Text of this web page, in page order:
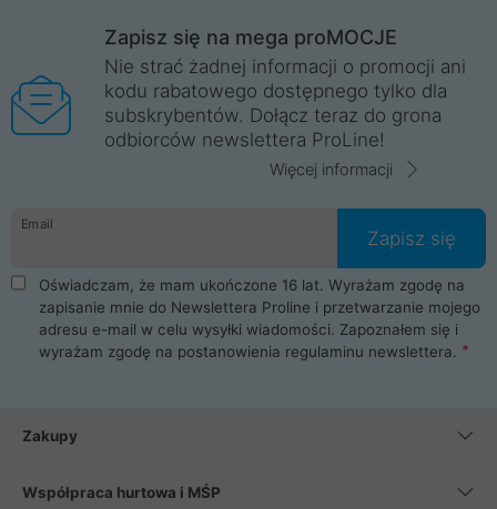
Wrocław, Poznań, Legnica, Katowice, Gliwice, Kalisz, Bytom,
Trzebnica, Opole. Szybka i profesjonalna obsługa!
ProLine to polska firma ze 100% polskim kapitałem. Działamy
legalnie i płacimy podatki w naszym kraju! Posiadamy siedzibę
główną w Mirkowie oraz salony na terenie kraju. Cała
komunikacja ze sklepem komputerowym ProLine jest
danych osobowych. Dlatego zakup notebooka albo laptopa w
ProLine to czysta przyjemność i pełne bezpieczeństwo.
Zaopatrzysz się u nas w akcesoria i części komputerowe
takie jak procesory, karty graficzne, płyty główne, pamięci,
dyski SSD, M.2 oraz HDD. Nasi pracownicy pomogą Ci wybrać
najlepszy zasilacz komputerowy oraz obudowę do komputera.
Poza komputerami mamy również najlepsze na rynku
Smartfony takich producentów jak Xiaomi, Apple, Samsung i
wentylatory. Na koniec mając już to wszystko, możesz
Zapisz się na mega proMOCJE
Nie strać żadnej informacji o promocji ani
kodu rabatowego dostępnego tylko dla
subskrybentów. Dołącz teraz do grona
odbiorców newslettera ProLine!
Więcej informacji
Email
Zapisz się
Oświadczam, że mam ukończone 16 lat. Wyrażam zgodę na
zapisanie mnie do Newslettera Proline i przetwarzanie mojego
adresu e-mail w celu wysyłki wiadomości. Zapoznałem się i
wyrażam zgodę na postanowienia regulaminu newslettera.
Zakupy
Współpraca hurtowa i MŚP